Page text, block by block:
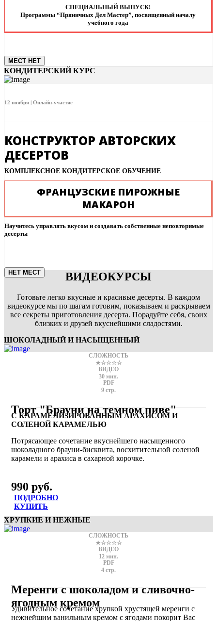
СПЕЦИАЛЬНЫЙ ВЫПУСК!
Программы “Пряничных Дел Мастер”, посвященный началу
учебного года
МЕСТ НЕТ
КОНДИТЕРСКИЙ КУРС
12 ноября | Онлайн-участие
КОНСТРУКТОР АВТОРСКИХ
ДЕСЕРТОВ
КОМПЛЕКСНОЕ КОНДИТЕРСКОЕ ОБУЧЕНИЕ
ФРАНЦУЗСКИЕ ПИРОЖНЫЕ
МАКАРОН
Научитесь управлять вкусом и создавать собственные неповторимые
десерты
НЕТ МЕСТ ВИДЕОКУРСЫ
Готовьте легко вкусные и красивые десерты. В каждом
видеокурсе мы по шагам готовим, показываем и раскрываем
все секреты приготовления десерта. Порадуйте себя, своих
близких и друзей вкуснейшими сладостями.
ШОКОЛАДНЫЙ И НАСЫЩЕННЫЙ
СЛОЖНОСТЬ
★☆☆☆☆
ВИДЕО
30 мин.
PDF
9 стр.
Торт "Брауни на темном пиве"
С КАРАМЕЛИЗИРОВАННЫМ АРАХИСОМ И
СОЛЕНОЙ КАРАМЕЛЬЮ
Потрясающее сочетание вкуснейшего насыщенного
шоколадного брауни-бисквита, восхитительной соленой
карамели и арахиса в сахарной корочке.
990 руб.
ПОДРОБНО
КУПИТЬ
ХРУПКИЕ И НЕЖНЫЕ
СЛОЖНОСТЬ
★☆☆☆☆
ВИДЕО
12 мин.
PDF
4 стр.
Меренги с шоколадом и сливочно-
ягодным кремом
Удивительное сочетание хрупкой хрустящей меренги с
нежнейшим ванильным кремом с ягодами покорит Вас